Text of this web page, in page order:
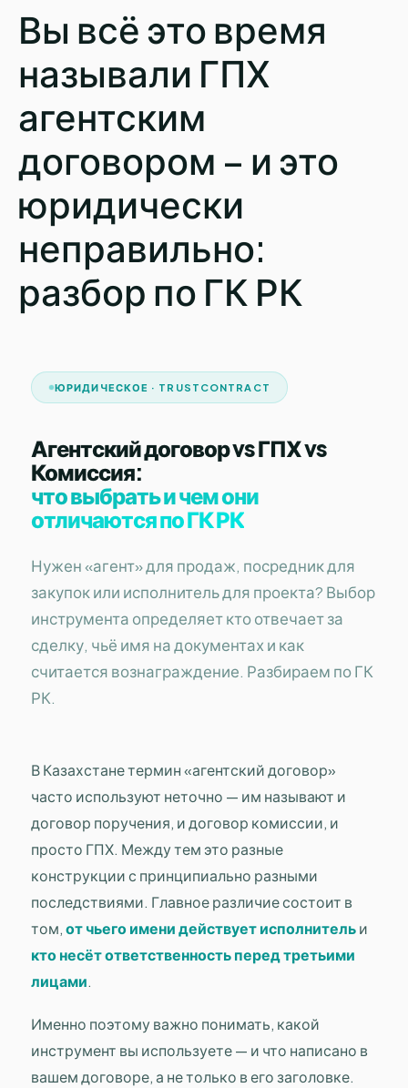
Вы всё это время
называли ГПХ
агентским
договором – и это
юридически
неправильно:
разбор по ГК РК
ЮРИДИЧЕСКОЕ · TRUSTCONTRACT
Агентский договор vs ГПХ vs
Комиссия:
что выбрать и чем они
отличаются по ГК РК
Нужен «агент» для продаж, посредник для
закупок или исполнитель для проекта? Выбор
инструмента определяет кто отвечает за
сделку, чьё имя на документах и как
считается вознаграждение. Разбираем по ГК
РК.
В Казахстане термин «агентский договор»
часто используют неточно — им называют и
договор поручения, и договор комиссии, и
просто ГПХ. Между тем это разные
конструкции с принципиально разными
последствиями. Главное различие состоит в
том,от чьего имени действует исполнительи
кто несёт ответственность перед третьими
лицами.
Именно поэтому важно понимать, какой
инструмент вы используете — и что написано в
вашем договоре, а не только в его заголовке.